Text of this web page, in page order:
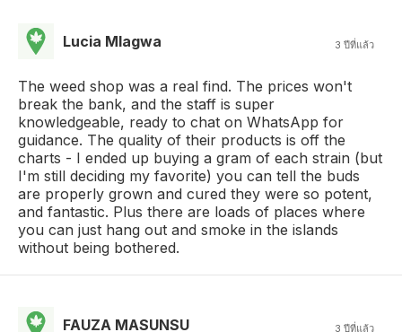
Lucia Mlagwa 3 ปีที่แล้ว
The weed shop was a real find. The prices won't
break the bank, and the staff is super
knowledgeable, ready to chat on WhatsApp for
guidance. The quality of their products is off the
charts - I ended up buying a gram of each strain (but
I'm still deciding my favorite) you can tell the buds
are properly grown and cured they were so potent,
and fantastic. Plus there are loads of places where
you can just hang out and smoke in the islands
without being bothered.
FAUZA MASUNSU 3 ปีที่แล้ว